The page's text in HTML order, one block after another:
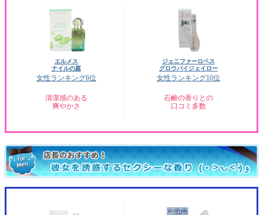
エルメス
ナイルの庭
女性ランキング6位
清潔感のある
爽やかさ
ジェニファーロペス
グロウバイジェイロー
女性ランキング10位
石鹸の香りとの
口コミ多数